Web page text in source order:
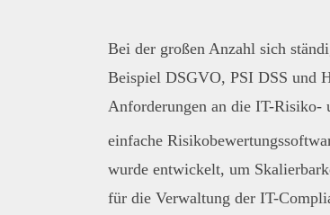
Bei der großen Anzahl sich
Beispiel DSGVO, PSI DSS und
Anforderungen an die IT-Risiko-
einfache
wurde entwickelt, um
für die Verwaltung der IT-